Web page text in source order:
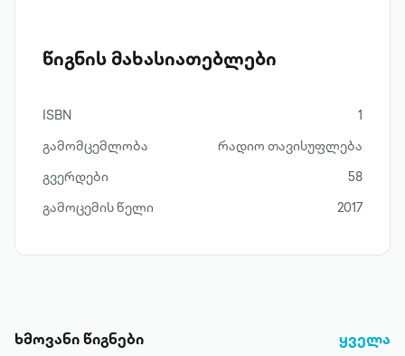
აზრის გამოთქმა მარტივია: ან ფეისბუკის
აქ, სადაც ახლა ამას კითხულობთ.
წიგნის მახასიათებლები
ISBN
1
გამომცემლობა
რადიო თავისუფლება
გვერდები
58
გამოცემის წელი
2017
ხმოვანი წიგნები ყველა